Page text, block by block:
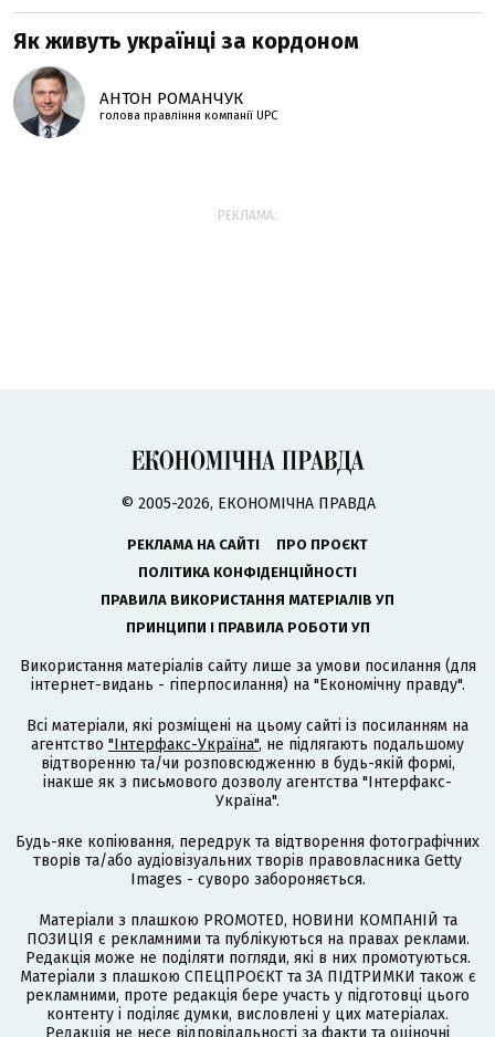
Як живуть українці за кордоном
АНТОН РОМАНЧУК
голова правління компанії UPC
РЕКЛАМА:
© 2005-2026, ЕКОНОМІЧНА ПРАВДА
РЕКЛАМА НА САЙТІ
ПРО ПРОЄКТ
ПОЛІТИКА КОНФІДЕНЦІЙНОСТІ
ПРАВИЛА ВИКОРИСТАННЯ МАТЕРІАЛІВ УП
ПРИНЦИПИ І ПРАВИЛА РОБОТИ УП
Використання матеріалів сайту лише за умови посилання (для
інтернет-видань - гіперпосилання) на "Економічну правду".
Всі матеріали, які розміщені на цьому сайті із посиланням на
агентство "Інтерфакс-Україна", не підлягають подальшому
відтворенню та/чи розповсюдженню в будь-якій формі,
інакше як з письмового дозволу агентства "Інтерфакс-
Україна".
Будь-яке копіювання, передрук та відтворення фотографічних
творів та/або аудіовізуальних творів правовласника Getty
Images - суворо забороняється.
Матеріали з плашкою PROMOTED, НОВИНИ КОМПАНІЙ та
ПОЗИЦІЯ є рекламними та публікуються на правах реклами.
Редакція може не поділяти погляди, які в них промотуються.
Матеріали з плашкою СПЕЦПРОЄКТ та ЗА ПІДТРИМКИ також є
рекламними, проте редакція бере участь у підготовці цього
контенту і поділяє думки, висловлені у цих матеріалах.